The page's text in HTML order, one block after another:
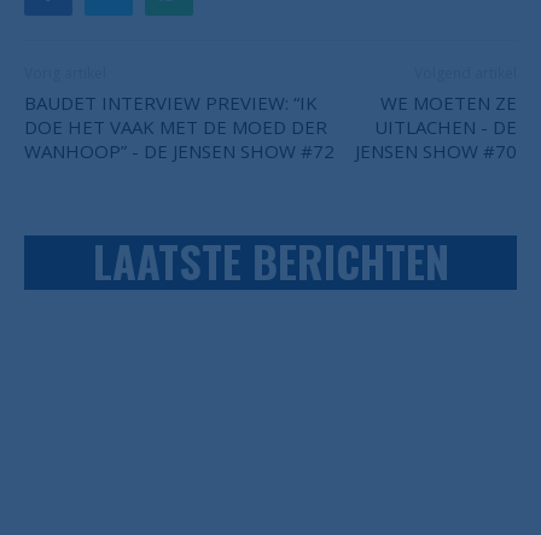
BAUDET INTERVIEW PREVIEW: “IK
DOE HET VAAK MET DE MOED DER
WANHOOP” - DE JENSEN SHOW #72
WE MOETEN ZE
UITLACHEN - DE
JENSEN SHOW #70
LAATSTE BERICHTEN